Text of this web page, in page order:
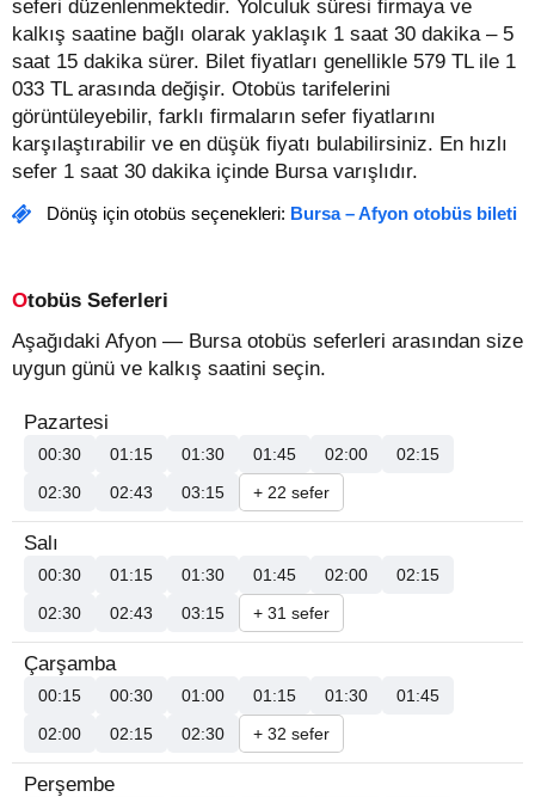
seferi düzenlenmektedir. Yolculuk süresi firmaya ve
kalkış saatine bağlı olarak yaklaşık 1 saat 30 dakika – 5
saat 15 dakika sürer. Bilet fiyatları genellikle 579 TL ile 1
033 TL arasında değişir. Otobüs tarifelerini
görüntüleyebilir, farklı firmaların sefer fiyatlarını
karşılaştırabilir ve en düşük fiyatı bulabilirsiniz. En hızlı
sefer 1 saat 30 dakika içinde Bursa varışlıdır.
Dönüş için otobüs seçenekleri: Bursa – Afyon otobüs bileti
Otobüs Seferleri
Aşağıdaki Afyon — Bursa otobüs seferleri arasından size
uygun günü ve kalkış saatini seçin.
Pazartesi
00:30 01:15 01:30 01:45 02:00
02:15
02:30
02:43 03:15 + 22 sefer
Salı
00:30 01:15 01:30 01:45 02:00
02:15
02:30
02:43 03:15 + 31 sefer
Çarşamba
00:15 00:30 01:00 01:15 01:30
01:45
02:00
02:15 02:30 + 32 sefer
Perşembe